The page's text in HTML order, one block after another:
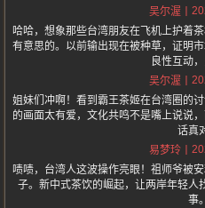
吴尔渥
哈哈，想象那些台湾朋友在飞机上护着
有意思的。以前输出现在被种草，证明
良性互动，
吴尔渥
姐妹们冲啊！看到霸王茶姬在台湾圈的
的画面太有爱，文化共鸣不是嘴上说说
话真
易梦玲
啧啧，台湾人这波操作亮眼！祖师爷被
子。新中式茶饮的崛起，让两岸年轻人
事。